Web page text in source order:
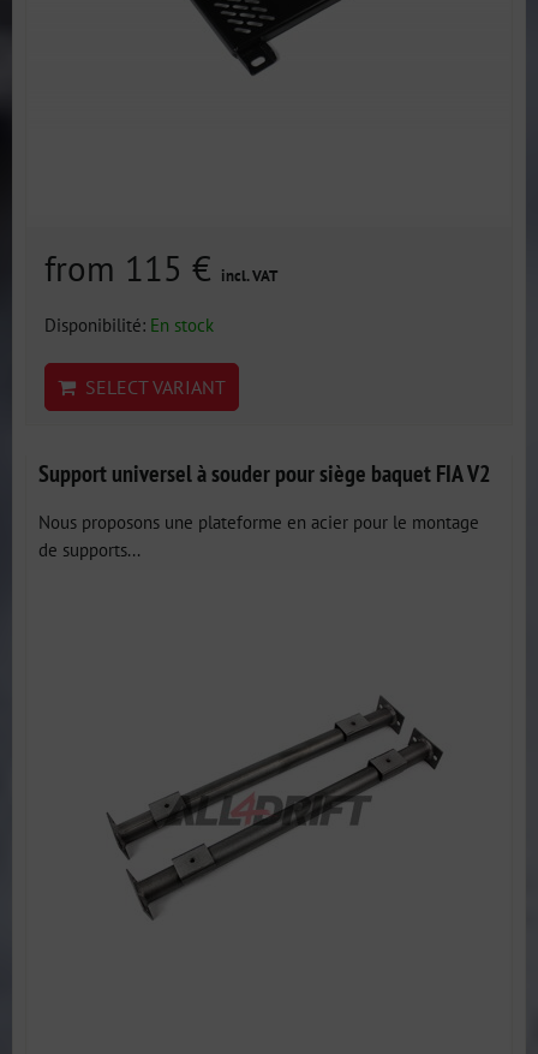
from 115 € incl. VAT
Disponibilité: En stock
SELECT VARIANT
Support universel à souder pour siège baquet FIA V2
Nous proposons une plateforme en acier pour le montage
de supports...